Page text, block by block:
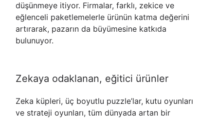
düşünmeye itiyor. Firmalar, farklı, zekice ve
eğlenceli paketlemelerle ürünün katma değerini
artırarak, pazarın da büyümesine katkıda
bulunuyor.
Zekaya odaklanan, eğitici ürünler
Zeka küpleri, üç boyutlu puzzle’lar, kutu oyunları
ve strateji oyunları, tüm dünyada artan bir